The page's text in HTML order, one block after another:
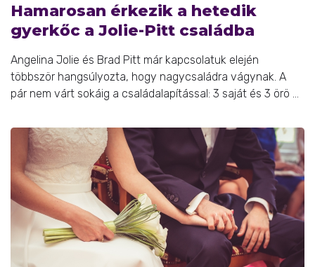
Hamarosan érkezik a hetedik
gyerkőc a Jolie-Pitt családba
Angelina Jolie és Brad Pitt már kapcsolatuk elején
többször hangsúlyozta, hogy nagycsaládra vágynak. A
pár nem várt sokáig a családalapítással: 3 saját és 3 örö ...